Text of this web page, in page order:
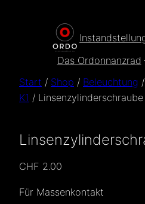
Das Ordonnanzrad
Start / Shop / Beleuchtung /
K1 /
CHF 2.00
Für Massenkontakt